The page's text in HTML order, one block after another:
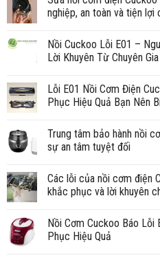
nghiệp, an toàn và tiện lợi
Nồi Cuckoo Lỗi E01 –
Lời Khuyên Từ Chuyên Gia
Lỗi E01 Nồi Cơm Điện
Phục Hiệu Quả Bạn Nên
Trung tâm bảo hành nồi
sự an tâm tuyệt đối
Các lỗi của nồi cơm điện
khắc phục và lời khuyên
Nồi Cơm Cuckoo Báo Lỗi
Phục Hiệu Quả